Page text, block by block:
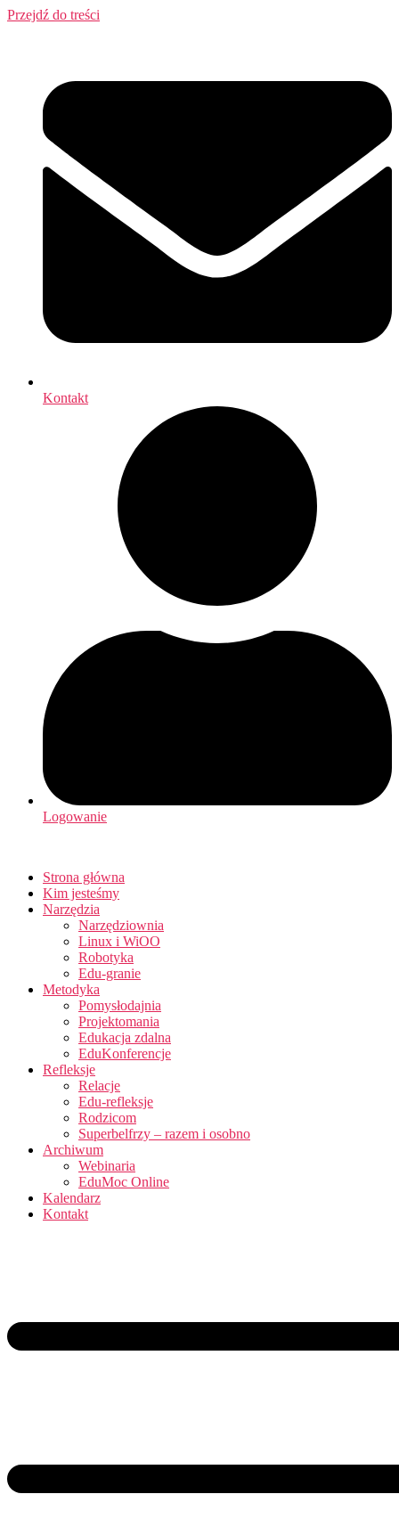
Przejdź do treści
Kontakt
Logowanie
Strona główna
Kim jesteśmy
Narzędzia
Narzędziownia
Linux i WiOO
Robotyka
Edu-granie
Metodyka
Pomysłodajnia
Projektomania
Edukacja zdalna
EduKonferencje
Refleksje
Relacje
Edu-refleksje
Rodzicom
Superbelfrzy – razem i osobno
Archiwum
Webinaria
EduMoc Online
Kalendarz
Kontakt